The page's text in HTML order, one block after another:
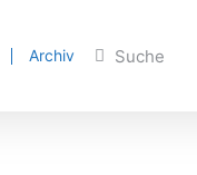
Archiv